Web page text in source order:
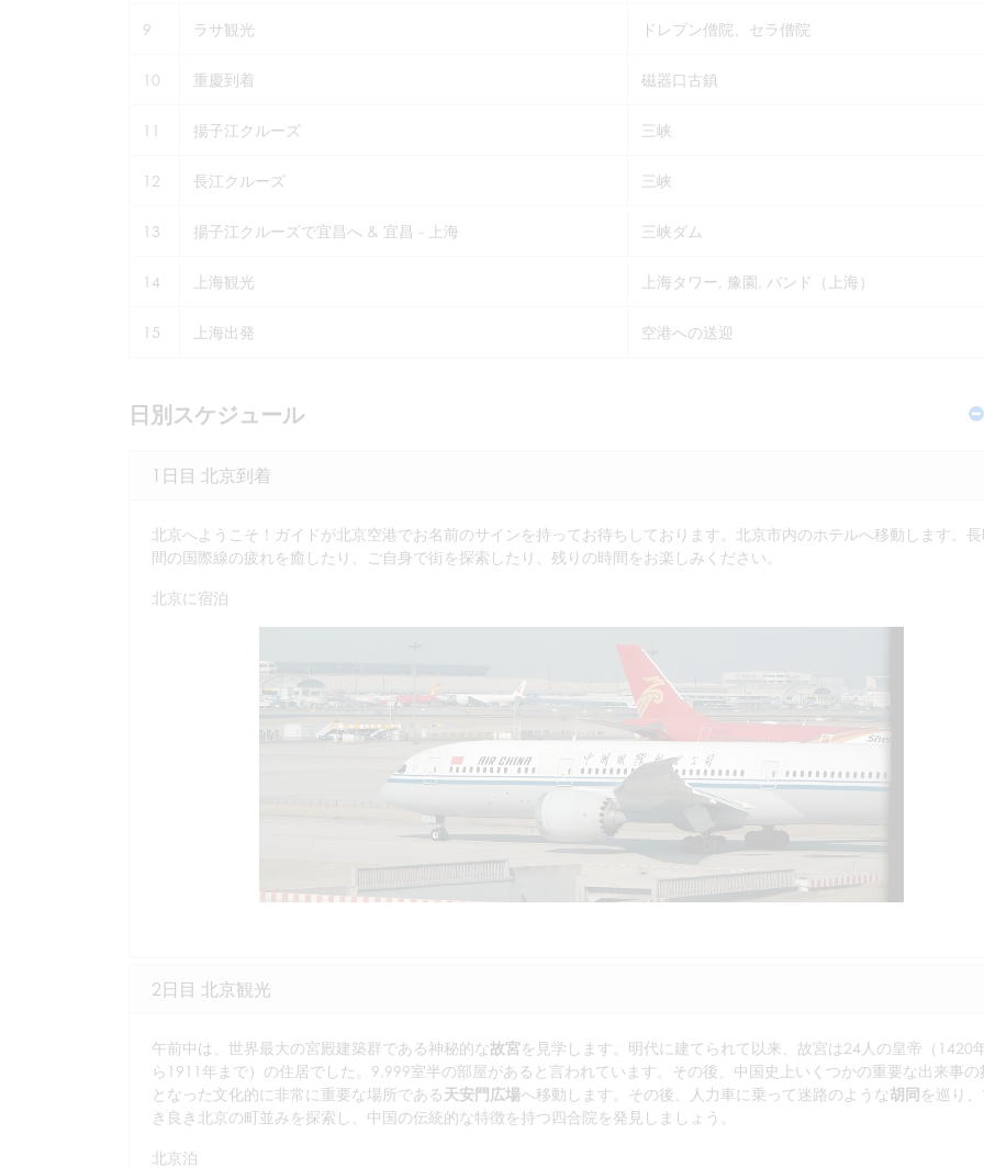
9 ラサ観光 ドレプン僧院、セラ僧院
10 重慶到着 磁器口古鎮
11 揚子江クルーズ 三峡
12 長江クルーズ 三峡
13 揚子江クルーズで宜昌へ & 宜昌 - 上海 三峡ダム
14 上海観光 上海タワー, 豫園, バンド（上海）
15 上海出発 空港への送迎
日別スケジュール
1日目 北京到着
北京へようこそ！ガイドが北京空港でお名前のサインを持ってお待ちしております。北京市内のホテルへ移動します。
間の国際線の疲れを癒したり、ご自身で街を探索したり、残りの時間をお楽しみください。
北京に宿泊
2日目 北京観光
午前中は、世界最大の宮殿建築群である神秘的な故宮を見学します。明代に建てられて以来、故宮は24人の皇帝（1420
ら1911年まで）の住居でした。9,999室半の部屋があると言われています。その後、中国史上いくつかの重要な出来事の
となった文化的に非常に重要な場所である天安門広場へ移動します。その後、人力車に乗って迷路のような胡同を巡り
き良き北京の町並みを探索し、中国の伝統的な特徴を持つ四合院を発見しましょう。
北京泊